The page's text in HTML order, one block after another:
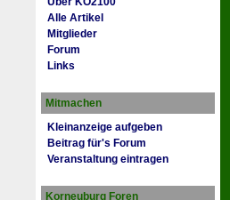
Alle Artikel
Mitglieder
Forum
Links
Mitmachen
Kleinanzeige aufgeben
Beitrag für's Forum
Veranstaltung eintragen
Korneuburg Foren